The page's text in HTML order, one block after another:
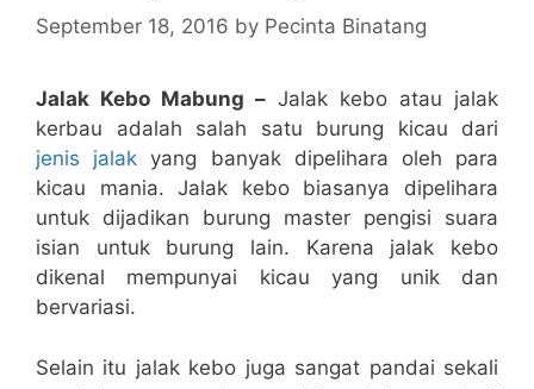
September 18, 2016 by Pecinta Binatang
Jalak Kebo Mabung – Jalak kebo atau jalak
kerbau adalah salah satu burung kicau dari
jenis jalak yang banyak dipelihara oleh para
kicau mania. Jalak kebo biasanya dipelihara
untuk dijadikan burung master pengisi suara
isian untuk burung lain. Karena jalak kebo
dikenal mempunyai kicau yang unik dan
bervariasi.
Selain itu jalak kebo juga sangat pandai sekali